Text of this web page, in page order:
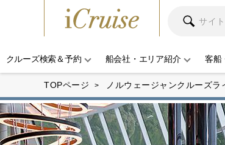
クルーズ検索＆予約 船会社・エリア紹介 客船
TOPページ ノルウェージャンクルーズラ